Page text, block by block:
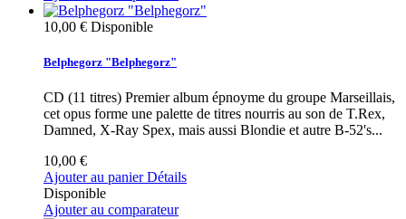
10,00 € Disponible
Belphegorz "Belphegorz"
CD (11 titres) Premier album épnoyme du groupe Marseillais,
cet opus forme une palette de titres nourris au son de T.Rex,
Damned, X-Ray Spex, mais aussi Blondie et autre B-52's...
10,00 €
Ajouter au panier Détails
Disponible
Ajouter au comparateur